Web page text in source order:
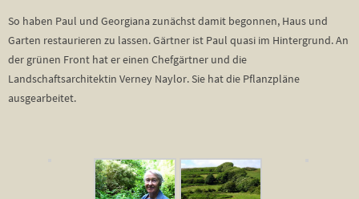
So haben Paul und Georgiana zunächst damit begonnen, Haus und
Garten restaurieren zu lassen. Gärtner ist Paul quasi im Hintergrund. An
der grünen Front hat er einen Chefgärtner und die
Landschaftsarchitektin Verney Naylor. Sie hat die Pflanzpläne
ausgearbeitet.